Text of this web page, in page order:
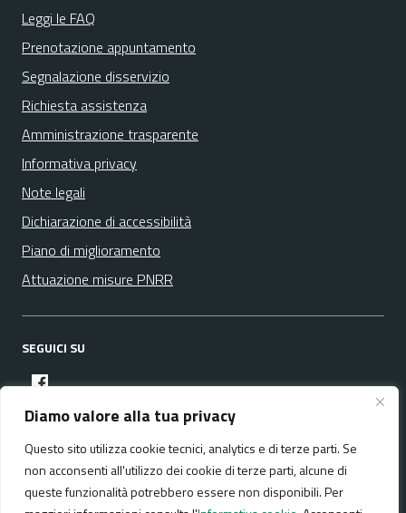
Diamo valore alla tua privacy
Questo sito utilizza cookie tecnici, analytics e di terze parti. Se
non acconsenti all'utilizzo dei cookie di terze parti, alcune di
queste funzionalità potrebbero essere non disponibili. Per
Leggi le FAQ
Prenotazione appuntamento
Segnalazione disservizio
Richiesta assistenza
Amministrazione trasparente
Informativa privacy
Note legali
Dichiarazione di accessibilità
Piano di miglioramento
Attuazione misure PNRR
SEGUICI SU
facebook
Media policy Mappa del sito